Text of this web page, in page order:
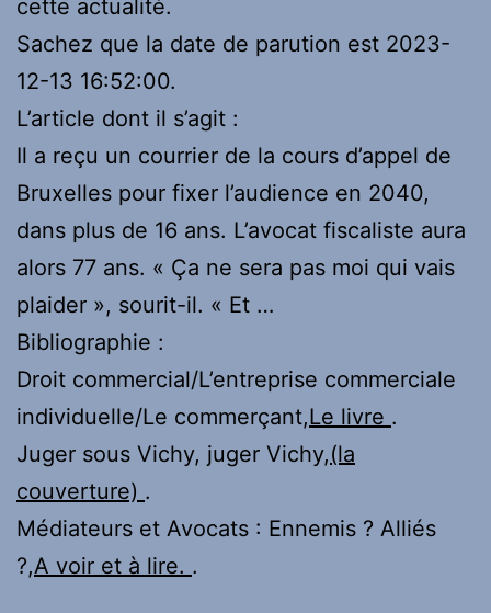
cette actualité.
Sachez que la date de parution est 2023-
12-13 16:52:00.
L’article dont il s’agit :
Il a reçu un courrier de la cours d’appel de
Bruxelles pour fixer l’audience en 2040,
dans plus de 16 ans. L’avocat fiscaliste aura
alors 77 ans. « Ça ne sera pas moi qui vais
plaider », sourit-il. « Et …
Bibliographie :
Droit commercial/L’entreprise commerciale
individuelle/Le commerçant,Le livre .
Juger sous Vichy, juger Vichy,(la
couverture) .
Médiateurs et Avocats : Ennemis ? Alliés
?,A voir et à lire. .